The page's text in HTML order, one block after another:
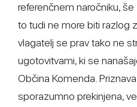
referenčnem naročniku,
to tudi ne more biti razlog
vlagatelj se prav tako ne
ugotovitvami, ki se
Občina Komenda.
sporazumno prekinjena,